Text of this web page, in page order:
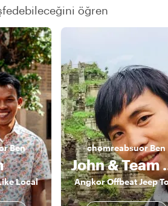
öğren
Ben
Local
chomreabsuor Ben
John &
Angkor Offbeat Jeep